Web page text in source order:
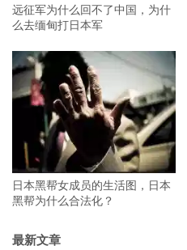
远征军为什么回不了中国，为什
么去缅甸打日本军
日本黑帮女成员的生活图，日本
黑帮为什么合法化？
最新文章